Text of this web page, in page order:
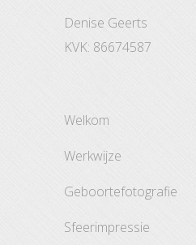
Denise Geerts
KVK: 86674587
welkom
werkwijze
geboortefotografie
sfeerimpressie